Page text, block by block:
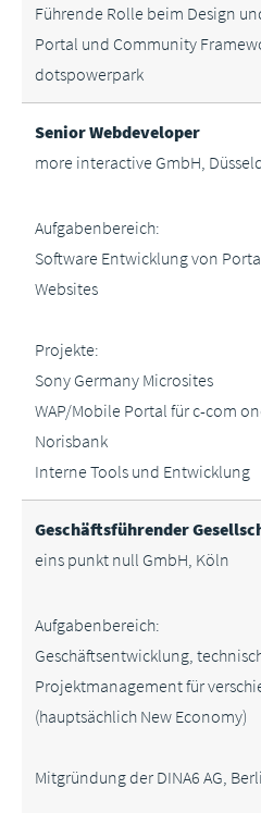
Führende Rolle beim Design
Portal und Community
dotspowerpark
Senior Webdeveloper
more interactive GmbH,
Aufgabenbereich:
Software Entwicklung von
Websites
Projekte:
Sony Germany Microsites
WAP/Mobile Portal für c-com
Norisbank
Interne Tools und Entwicklung
Geschäftsführender
eins punkt null GmbH, Köln
Aufgabenbereich:
Geschäftsentwicklung,
Projektmanagement für
(hauptsächlich New Economy)
Mitgründung der DINA6 AG,